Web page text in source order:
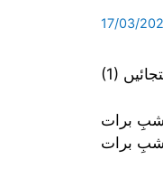
17/03/
شبِ برات
شبِ برات